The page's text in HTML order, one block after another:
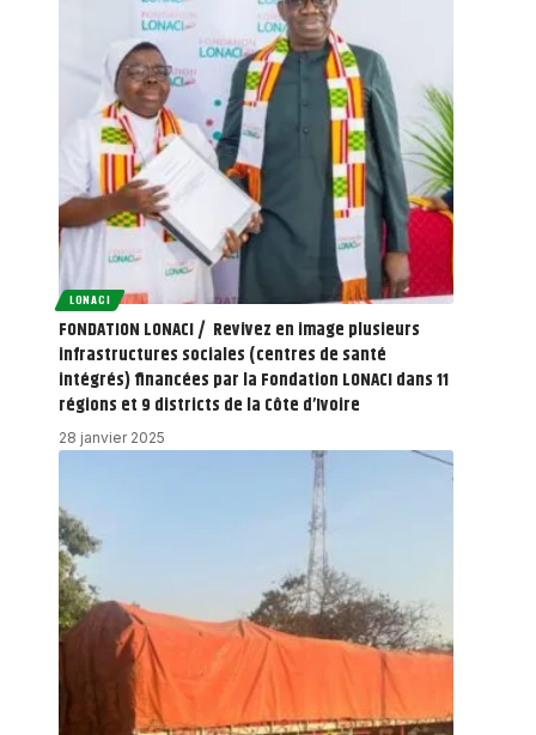
LONACI
FONDATION LONACI / Revivez en image plusieurs
infrastructures sociales (centres de santé
intégrés) financées par la Fondation LONACI dans 11
régions et 9 districts de la Côte d’Ivoire
28 janvier 2025